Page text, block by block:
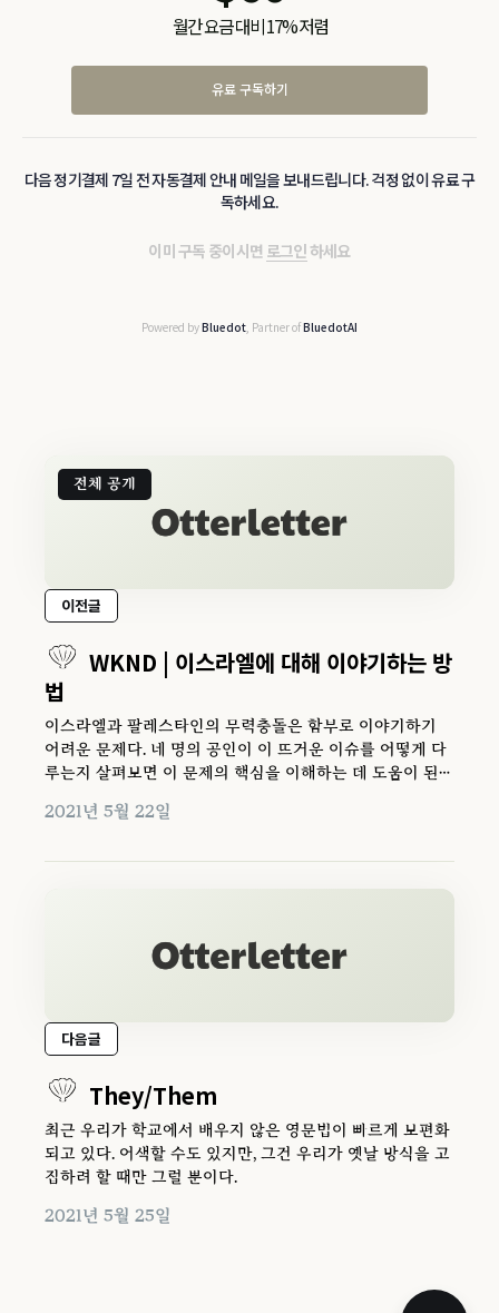
월간 요금 대비 17% 저렴
유료 구독하기
다음 정기결제 7일 전 자동결제 안내 메일을 보내드립니다. 걱정 없이 유료 구
독하세요.
이미 구독 중이시면 로그인 하세요
Powered byBluedot, Partner ofBluedotAI
전체 공개
이전글
WKND | 이스라엘에 대해 이야기하는 방
법
이스라엘과 팔레스타인의 무력충돌은 함부로 이야기하기
어려운 문제다. 네 명의 공인이 이 뜨거운 이슈를 어떻게 다
루는지 살펴보면 이 문제의 핵심을 이해하는 데 도움이 된
2021년 5월 22일
다음글
They/Them
최근 우리가 학교에서 배우지 않은 영문법이 빠르게 보편화
되고 있다. 어색할 수도 있지만, 그건 우리가 옛날 방식을 고
집하려 할 때만 그럴 뿐이다.
2021년 5월 25일